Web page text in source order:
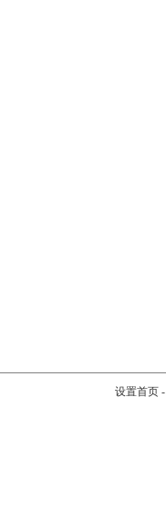
设置首页-